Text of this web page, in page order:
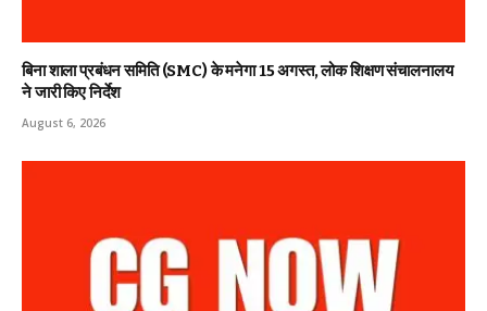
बिना शाला प्रबंधन समिति (SMC) के मनेगा 15 अगस्त, लोक शिक्षण संचालनालय
ने जारी किए निर्देश
August 6, 2026